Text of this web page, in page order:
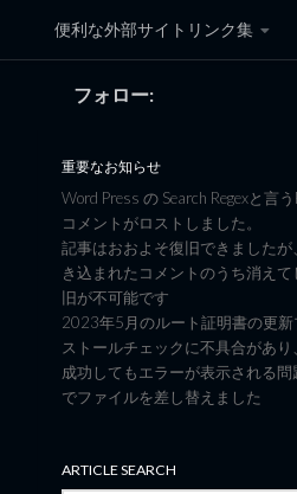
コンテンツへスキップ
便利な外部サイトリンク集
黒翼猫の
フォロー:
重要なお知らせ
Word Press の Search Regexと言
コメントがロストしました。
記事はおおよそ復旧できましたが、
き込まれたコメントのうち消え
旧が不可能です
2023年5月のルート証明書の更
ストールチェックに不具合があ
成功してもエラーが表示される
でファイルを差し替えました
ARTICLE SEARCH